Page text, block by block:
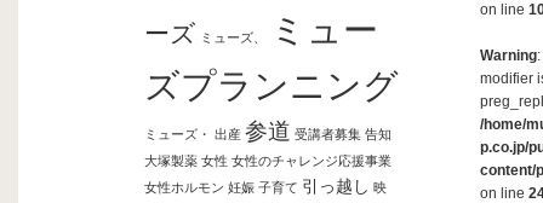
ーズ ミューズ、
ミュー
ズプランニング
ミューズ・ 出産 参道 受講者募集 告知
大塚製薬 女性 女性のチャレンジ応援事業
女性ホルモン 妊娠 子育て 引っ越し 映
on line
Warning
modifier
/home/
p.co.jp/
content/
on line